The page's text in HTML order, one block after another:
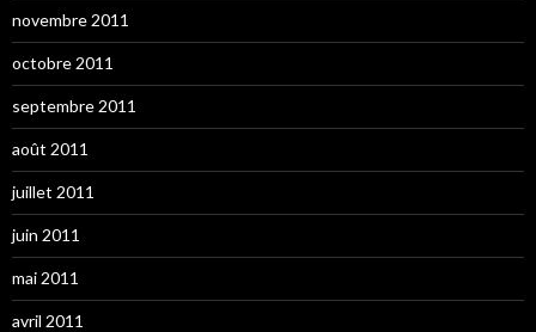
novembre 2011
octobre 2011
septembre 2011
août 2011
juillet 2011
juin 2011
mai 2011
avril 2011